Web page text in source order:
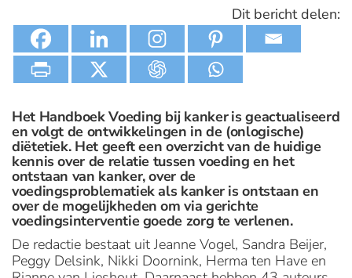
Dit bericht delen:
Het Handboek Voeding bij kanker is geactualiseerd
en volgt de ontwikkelingen in de (onlogische)
diëtetiek. Het geeft een overzicht van de huidige
kennis over de relatie tussen voeding en het
ontstaan van kanker, over de
voedingsproblematiek als kanker is ontstaan en
over de mogelijkheden om via gerichte
voedingsinterventie goede zorg te verlenen.
De redactie bestaat uit Jeanne Vogel, Sandra Beijer,
Peggy Delsink, Nikki Doornink, Herma ten Have en